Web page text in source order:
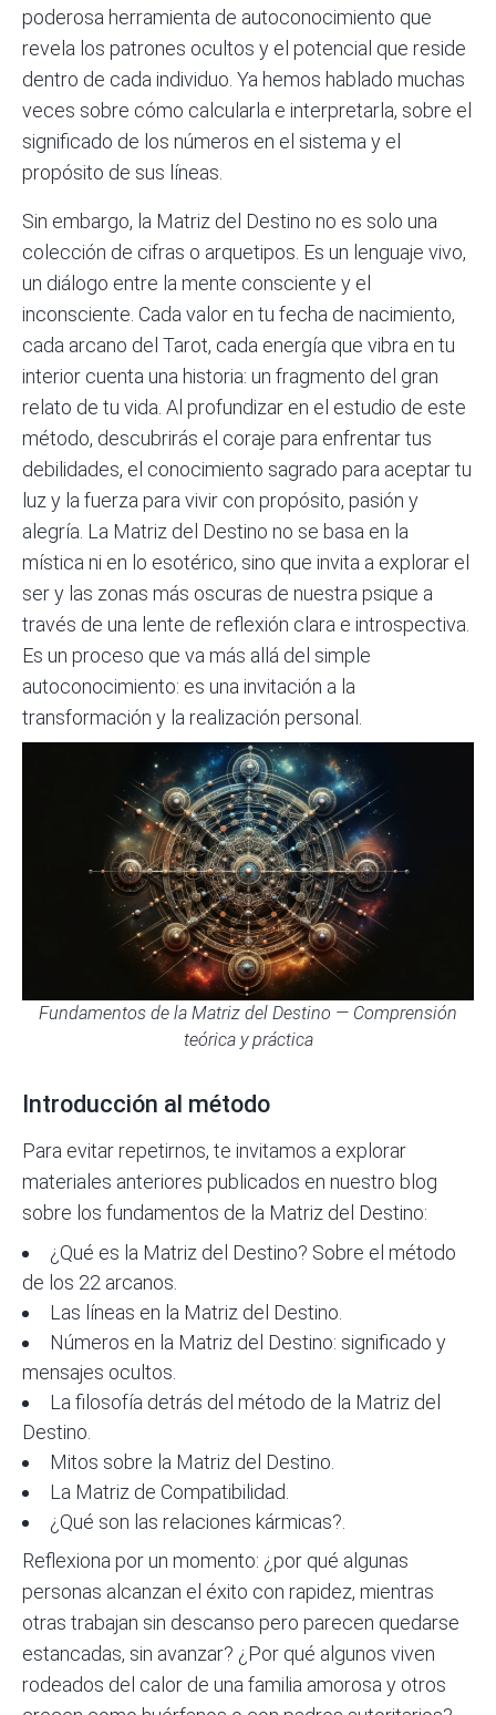
poderosa herramienta de autoconocimiento que
revela los patrones ocultos y el potencial que reside
dentro de cada individuo. Ya hemos hablado muchas
veces sobre cómo calcularla e interpretarla, sobre el
significado de los números en el sistema y el
propósito de sus líneas.
Sin embargo, la Matriz del Destino no es solo una
colección de cifras o arquetipos. Es un lenguaje vivo,
un diálogo entre la mente consciente y el
inconsciente. Cada valor en tu fecha de nacimiento,
cada arcano del Tarot, cada energía que vibra en tu
interior cuenta una historia: un fragmento del gran
relato de tu vida. Al profundizar en el estudio de este
método, descubrirás el coraje para enfrentar tus
debilidades, el conocimiento sagrado para aceptar tu
luz y la fuerza para vivir con propósito, pasión y
alegría. La Matriz del Destino no se basa en la
mística ni en lo esotérico, sino que invita a explorar el
ser y las zonas más oscuras de nuestra psique a
través de una lente de reflexión clara e introspectiva.
Es un proceso que va más allá del simple
autoconocimiento: es una invitación a la
transformación y la realización personal.
Fundamentos de la Matriz del Destino — Comprensión
teórica y práctica
Introducción al método
Para evitar repetirnos, te invitamos a explorar
materiales anteriores publicados en nuestro blog
sobre los fundamentos de la Matriz del Destino:
¿Qué es la Matriz del Destino? Sobre el método
de los 22 arcanos.
Las líneas en la Matriz del Destino.
Números en la Matriz del Destino: significado y
mensajes ocultos.
La filosofía detrás del método de la Matriz del
Destino.
Mitos sobre la Matriz del Destino.
La Matriz de Compatibilidad.
¿Qué son las relaciones kármicas?.
Reflexiona por un momento: ¿por qué algunas
personas alcanzan el éxito con rapidez, mientras
otras trabajan sin descanso pero parecen quedarse
estancadas, sin avanzar? ¿Por qué algunos viven
rodeados del calor de una familia amorosa y otros